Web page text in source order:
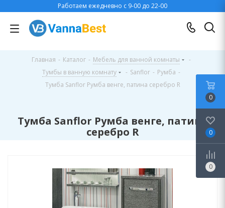
Работаем ежедневно с 9-00 до 22-00
Главная - Каталог - Мебель для ванной комнаты
-
Тумбы в ванную комнату
- Sanflor - Румба -
Тумба Sanflor Румба венге, патина серебро R
Тумба Sanflor Румба венге, патина
серебро R
0
0
0